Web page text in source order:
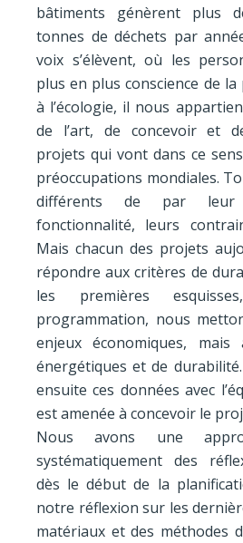
bâtiments génèrent plus
tonnes de déchets par
voix s’élèvent, où les
plus en plus conscience de
à l’écologie, il nous
de l’art, de concevoir et
projets qui vont dans ce
préoccupations mondiales.
différents de par leur
fonctionnalité, leurs
Mais chacun des projets
répondre aux critères de
les premières
programmation, nous
enjeux économiques,
énergétiques et de
ensuite ces données avec
est amenée à concevoir le
Nous avons une
systématiquement des
dès le début de la
notre réflexion sur les
matériaux et des méthodes